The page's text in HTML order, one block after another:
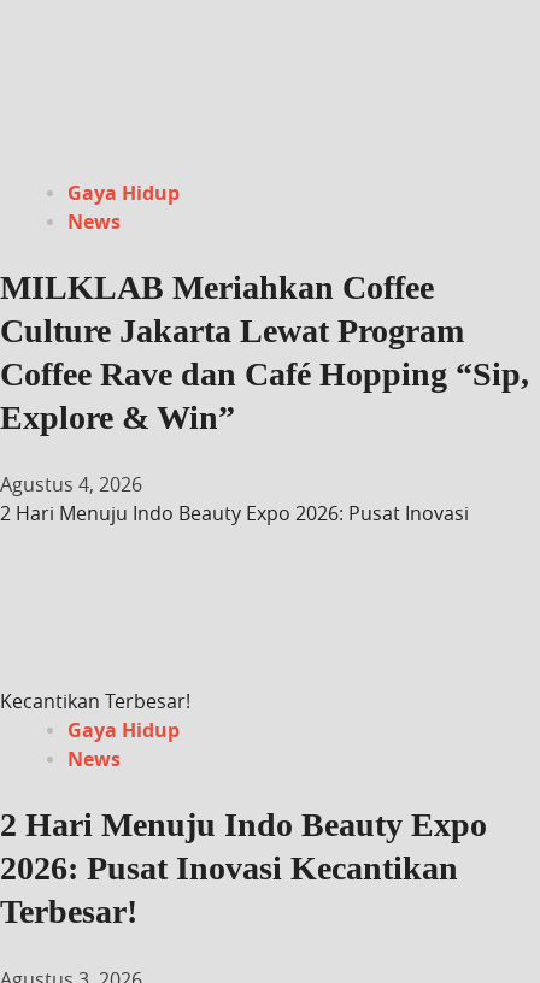
Gaya Hidup
News
MILKLAB Meriahkan Coffee
Culture Jakarta Lewat Program
Coffee Rave dan Café Hopping “Sip,
Explore & Win”
Agustus 4, 2026
2 Hari Menuju Indo Beauty Expo 2026: Pusat Inovasi
Kecantikan Terbesar!
Gaya Hidup
News
2 Hari Menuju Indo Beauty Expo
2026: Pusat Inovasi Kecantikan
Terbesar!